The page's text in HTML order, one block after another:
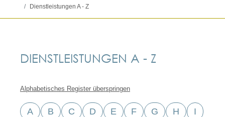
Dienstleistungen A - Z
DIENSTLEISTUNGEN A - Z
Alphabetisches Register überspringen
A B C D E F G H I